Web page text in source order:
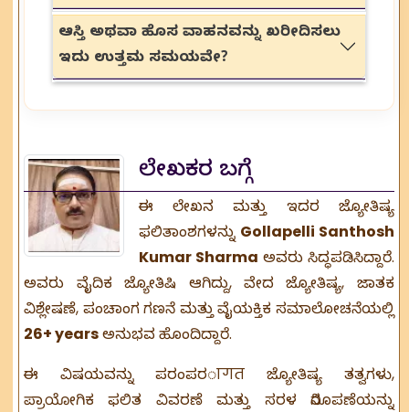
ಆಸ್ತಿ ಅಥವಾ ಹೊಸ ವಾಹನವನ್ನು ಖರೀದಿಸಲು
ಇದು ಉತ್ತಮ ಸಮಯವೇ?
ಲೇಖಕರ ಬಗ್ಗೆ
ಈ ಲೇಖನ ಮತ್ತು ಇದರ ಜ್ಯೋತಿಷ್ಯ
ಫಲಿತಾಂಶಗಳನ್ನು Gollapelli Santhosh
Kumar Sharma ಅವರು ಸಿದ್ಧಪಡಿಸಿದ್ದಾರೆ.
ಅವರು ವೈದಿಕ ಜ್ಯೋತಿಷಿ ಆಗಿದ್ದು, ವೇದ ಜ್ಯೋತಿಷ್ಯ, ಜಾತಕ
ವಿಶ್ಲೇಷಣೆ, ಪಂಚಾಂಗ ಗಣನೆ ಮತ್ತು ವೈಯಕ್ತಿಕ ಸಮಾಲೋಚನೆಯಲ್ಲಿ
26+ yearsಅನುಭವ ಹೊಂದಿದ್ದಾರೆ.
ಈ ವಿಷಯವನ್ನು ಪರಂಪರागत ಜ್ಯೋತಿಷ್ಯ ತತ್ವಗಳು,
ಪ್ರಾಯೋಗಿಕ ಫಲಿತ ವಿವರಣೆ ಮತ್ತು ಸರಳ ನಿರೂಪಣೆಯನ್ನು